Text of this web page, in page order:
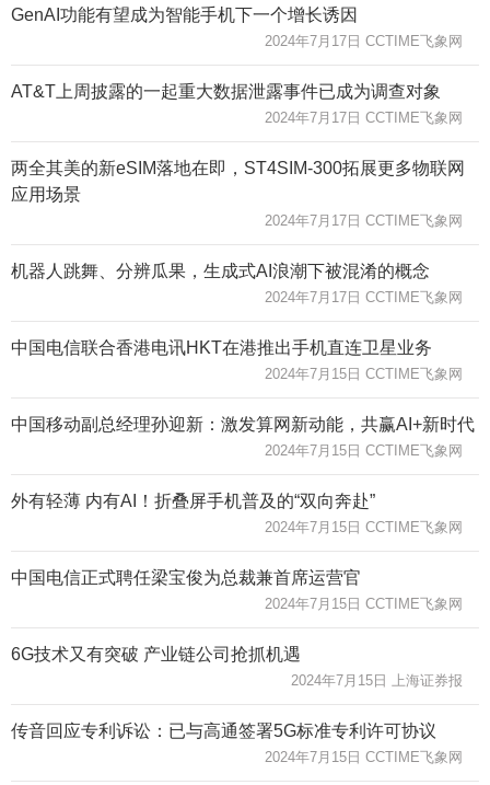
GenAI功能有望成为智能手机下一个增长诱因
2024年7月17日 CCTIME飞象网
AT&T上周披露的一起重大数据泄露事件已成为调查对象
2024年7月17日 CCTIME飞象网
两全其美的新eSIM落地在即，ST4SIM-300拓展更多物联网
应用场景
2024年7月17日 CCTIME飞象网
机器人跳舞、分辨瓜果，生成式AI浪潮下被混淆的概念
2024年7月17日 CCTIME飞象网
中国电信联合香港电讯HKT在港推出手机直连卫星业务
2024年7月15日 CCTIME飞象网
中国移动副总经理孙迎新：激发算网新动能，共赢AI+新时代
2024年7月15日 CCTIME飞象网
外有轻薄 内有AI！折叠屏手机普及的“双向奔赴”
2024年7月15日 CCTIME飞象网
中国电信正式聘任梁宝俊为总裁兼首席运营官
2024年7月15日 CCTIME飞象网
6G技术又有突破 产业链公司抢抓机遇
2024年7月15日 上海证券报
传音回应专利诉讼：已与高通签署5G标准专利许可协议
2024年7月15日 CCTIME飞象网